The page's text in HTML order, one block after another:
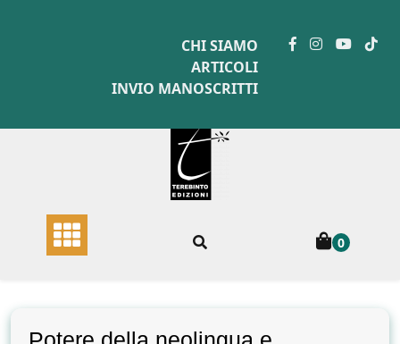
CHI SIAMO
ARTICOLI
INVIO MANOSCRITTI
0